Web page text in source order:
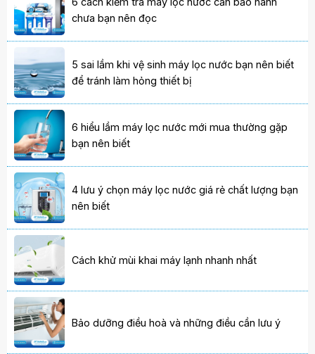
chưa bạn nên đọc
5 sai lầm khi vệ sinh máy lọc nước bạn nên biết
để tránh làm hỏng thiết bị
6 hiểu lầm máy lọc nước mới mua thường gặp
bạn nên biết
4 lưu ý chọn máy lọc nước giá rẻ chất lượng bạn
nên biết
Cách khử mùi khai máy lạnh nhanh nhất
Bảo dưỡng điều hoà và những điều cần lưu ý